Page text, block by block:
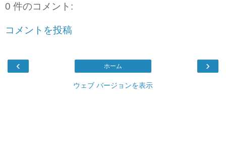
0 件のコメント:
コメントを投稿
‹ ›
ホーム
ウェブ バージョンを表示